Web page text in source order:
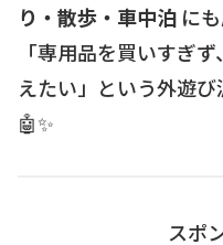
り・散歩・車中泊 に
「専用品を買いすぎ
えたい」という外遊び
🤖✨
スポ